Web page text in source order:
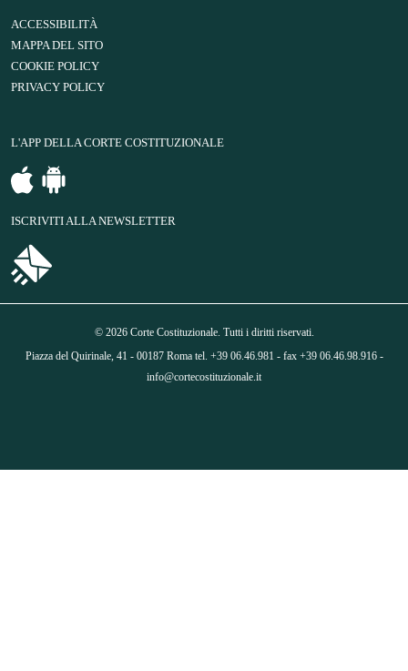
ACCESSIBILITÀ
MAPPA DEL SITO
COOKIE POLICY
PRIVACY POLICY
L'APP DELLA CORTE COSTITUZIONALE
ISCRIVITI ALLA NEWSLETTER
© 2026 Corte Costituzionale. Tutti i diritti riservati.
Piazza del Quirinale, 41 - 00187 Roma tel. +39 06.46.981 - fax +39 06.46.98.916 -
info@cortecostituzionale.it